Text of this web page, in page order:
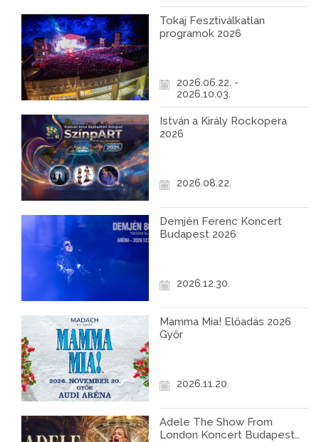
Tokaj Fesztiválkatlan
programok 2026
2026.06.22. -
2026.10.03.
István a Király Rockopera
2026
2026.08.22.
Demjén Ferenc Koncert
Budapest 2026
2026.12.30.
Mamma Mia! Előadás 2026
Győr
2026.11.20.
Adele The Show From
London Koncert Budapest